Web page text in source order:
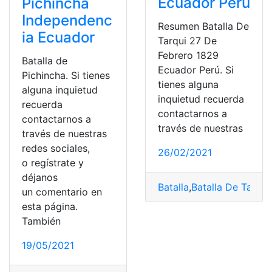
Independenc
ia Ecuador
Batalla de
Pichincha. Si tienes
alguna inquietud
recuerda
contactarnos a
través de nuestras
redes sociales,
o regístrate y
déjanos
un comentario en
esta página.
También
19/05/2021
Resumen Batalla De
Tarqui 27 De
Febrero 1829
Ecuador Perú. Si
tienes alguna
inquietud recuerda
contactarnos a
través de nuestras
26/02/2021
Batalla,Batalla De Tarqui